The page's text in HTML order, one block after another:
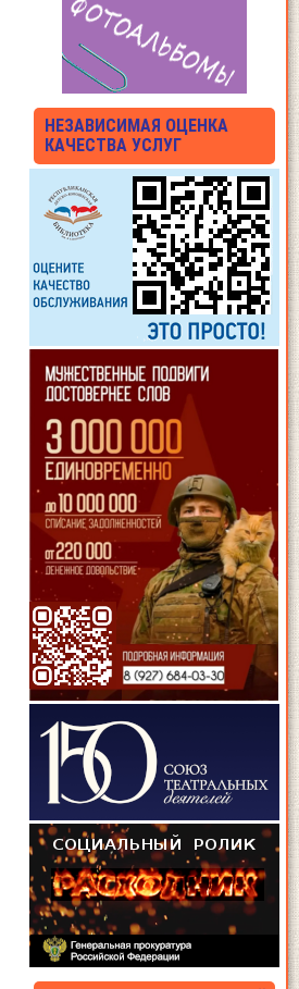
НЕЗАВИСИМАЯ ОЦЕНКА
КАЧЕСТВА УСЛУГ